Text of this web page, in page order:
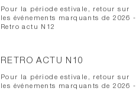
Pour la période estivale, retour sur
les événements marquants de 2026 -
Retro actu N12
RETRO ACTU N10
Pour la période estivale, retour sur
les événements marquants de 2026 -